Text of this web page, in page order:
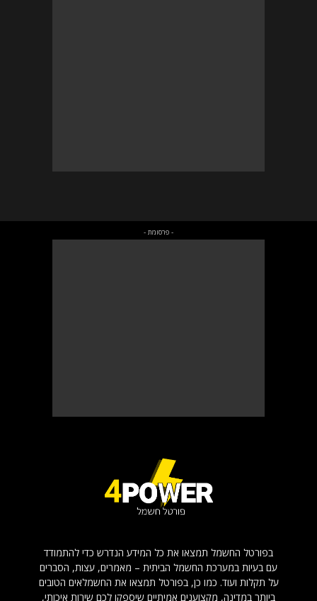
- פרסומת -
בפורטל החשמל תמצאו את כל המידע הנדרש כדי להתמודד
עם בעיות במערכת החשמל הביתית – מאמרים, עצות, הסברים
על תקלות ועוד. כמו כן, בפורטל תמצאו את החשמלאים הטובים
ביותר במדינה, מקצוענים אמיתיים שיספקו לכם שירות איכותי,